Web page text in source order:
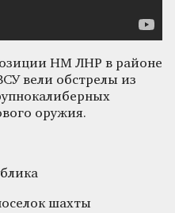
НМ ЛНР в районе
вели обстрелы из
оружия.
шахты